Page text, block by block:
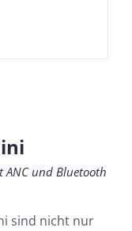
ANC und Bluetooth
sind nicht nur